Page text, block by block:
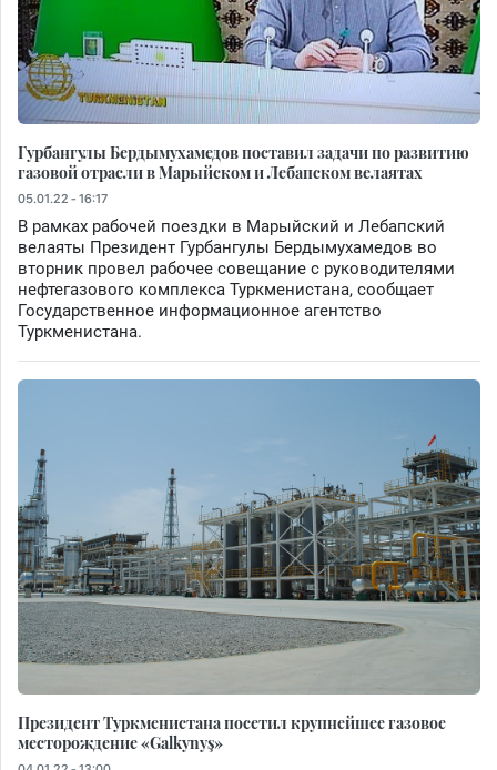
Гурбангулы Бердымухамедов поставил задачи по развитию
газовой отрасли в Марыйском и Лебапском велаятах
05.01.22 - 16:17
В рамках рабочей поездки в Марыйский и Лебапский
велаяты Президент Гурбангулы Бердымухамедов во
вторник провел рабочее совещание с руководителями
нефтегазового комплекса Туркменистана, сообщает
Государственное информационное агентство
Туркменистана.
Президент Туркменистана посетил крупнейшее газовое
месторождение «Galkynyş»